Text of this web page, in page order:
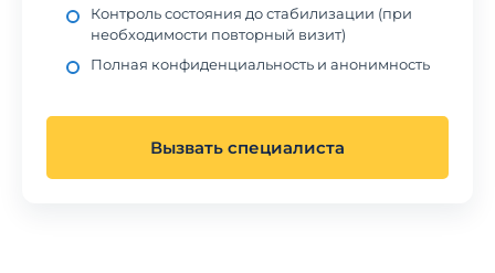
Контроль состояния до стабилизации (при
необходимости повторный визит)
Полная конфиденциальность и анонимность
Вызвать специалиста